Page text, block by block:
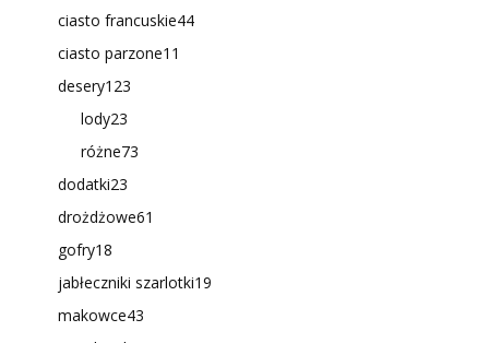
ciasto francuskie44
ciasto parzone11
desery123
lody23
różne73
dodatki23
drożdżowe61
gofry18
jabłeczniki szarlotki19
makowce43